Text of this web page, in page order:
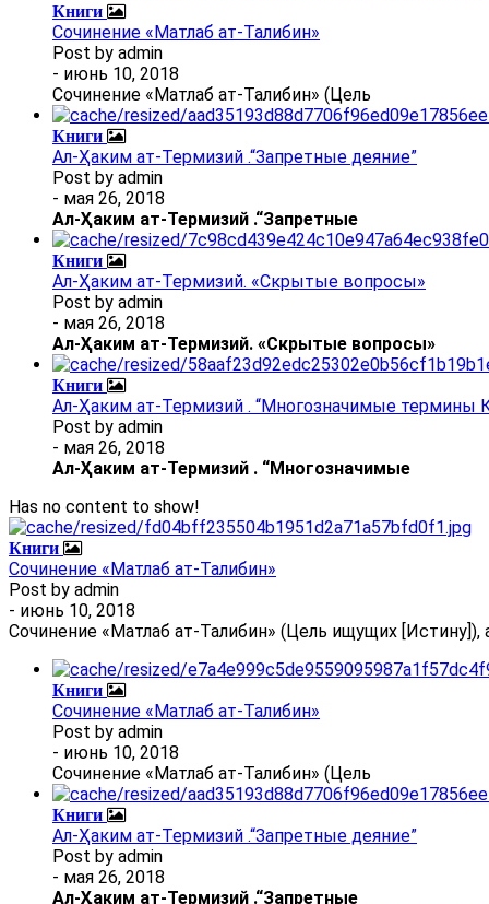
Книги
Сочинение «Матлаб ат-Талибин»
Post by admin
- июнь 10, 2018
Сочинение «Матлаб ат-Талибин» (Цель
Книги
Ал-Ҳаким ат-Термизий .“Запретные деяние”
Post by admin
- мая 26, 2018
Ал-Ҳаким ат-Термизий .“Запретные
Книги
Ал-Ҳаким ат-Термизий. «Скрытые вопросы»
Post by admin
- мая 26, 2018
Ал-Ҳаким ат-Термизий. «Скрытые вопросы»
Книги
Ал-Ҳаким ат-Термизий . “Многозначимые термины
Post by admin
- мая 26, 2018
Ал-Ҳаким ат-Термизий . “Многозначимые
Has no content to show!
Книги
Сочинение «Матлаб ат-Талибин»
Post by admin
- июнь 10, 2018
Сочинение «Матлаб ат-Талибин» (Цель ищущих
Книги
Сочинение «Матлаб ат-Талибин»
Post by admin
- июнь 10, 2018
Сочинение «Матлаб ат-Талибин» (Цель
Книги
Ал-Ҳаким ат-Термизий .“Запретные деяние”
Post by admin
- мая 26, 2018
Ал-Ҳаким ат-Термизий .“Запретные